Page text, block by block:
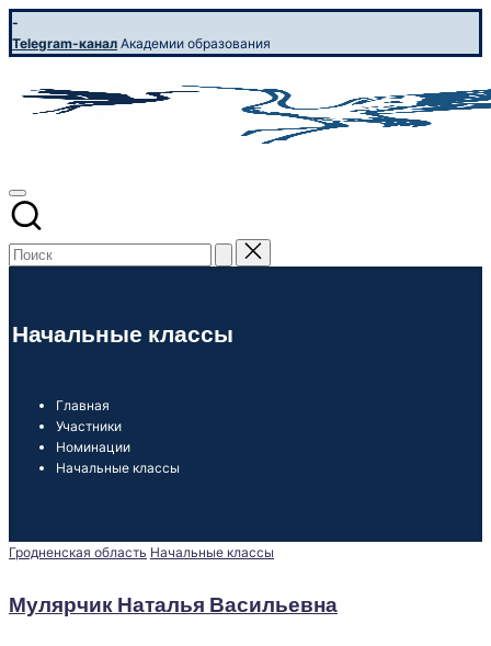
Перейти
к
содержимому
-
Telegram-канал Академии образования
ГОДА-2026
мастерства
Начальные классы
Главная
Участники
Номинации
Начальные классы
Опубликовано
Гродненская область Начальные классы
Мулярчик Наталья Васильевна